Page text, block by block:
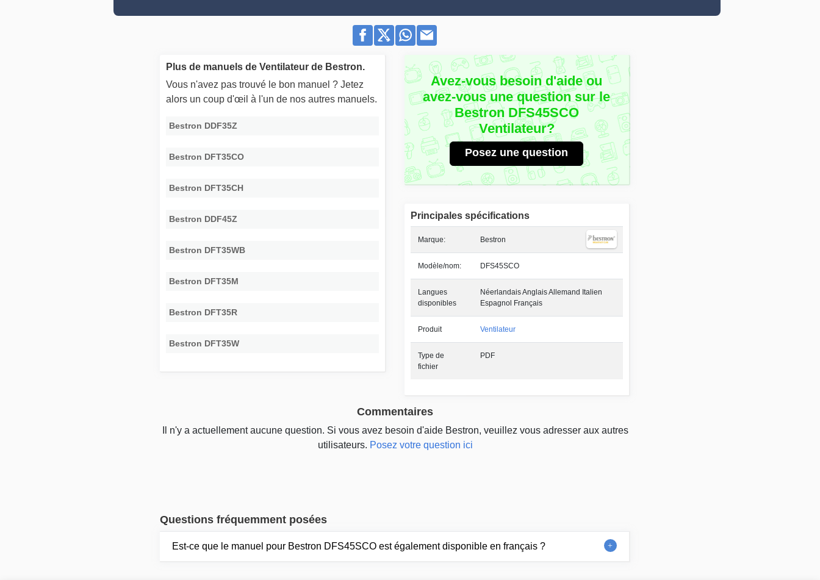
Avez-vous besoin d'aide ou
avez-vous une question sur le
Bestron DFS45SCO
Ventilateur?
Posez une question
Principales spécifications
Marque: Bestron
Modèle/nom: DFS45SCO
Langues
disponibles
Néerlandais Anglais Allemand Italien
Espagnol Français
Produit Ventilateur
Type de
fichier
PDF
Plus de manuels de Ventilateur de Bestron.
Vous n'avez pas trouvé le bon manuel ? Jetez
alors un coup d'œil à l'un de nos autres manuels.
Bestron DDF35Z
Bestron DFT35CO
Bestron DFT35CH
Bestron DDF45Z
Bestron DFT35WB
Bestron DFT35M
Bestron DFT35R
Bestron DFT35W
Commentaires
Il n'y a actuellement aucune question. Si vous avez besoin d'aide Bestron, veuillez vous adresser aux autres
utilisateurs. Posez votre question ici
Questions fréquemment posées
Est-ce que le manuel pour Bestron DFS45SCO est également disponible en français ?